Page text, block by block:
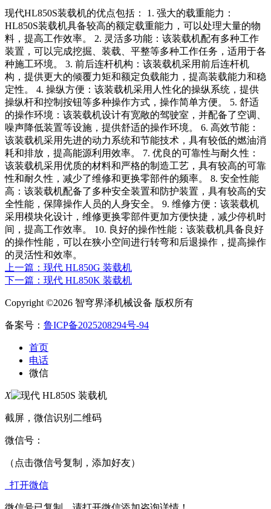
现代HL850S装载机的优点包括： 1. 强大的载重能力：
HL850S装载机具备较高的额定载重能力，可以处理大量的物
料，提高工作效率。 2. 灵活多功能：该装载机配有多种工作
装置，可以完成挖掘、装载、平整等多种工作任务，适用于各
种施工环境。 3. 前后连杆机构：该装载机采用前后连杆机
构，提供更大的倾覆力矩和额定负载能力，提高装载能力和稳
定性。 4. 操纵方便：该装载机采用人性化的操纵系统，提供
操纵杆和控制按钮等多种操作方式，操作简单方便。 5. 舒适
的操作环境：该装载机设计有宽敞的驾驶室，并配备了空调、
噪声降低装置等设施，提供舒适的操作环境。 6. 高效节能：
该装载机采用先进的动力系统和节能技术，具有较低的燃油消
耗和排放，提高能源利用效率。 7. 优良的可靠性与耐久性：
该装载机采用优质的材料和严格的制造工艺，具有较高的可靠
性和耐久性，减少了维修和更换零部件的频率。 8. 安全性能
高：该装载机配备了多种安全装置和防护装置，具有较高的安
全性能，保障操作人员的人身安全。 9. 维修方便：该装载机
采用模块化设计，维修更换零部件更加方便快捷，减少停机时
间，提高工作效率。 10. 良好的操作性能：该装载机具备良好
的操作性能，可以在狭小空间进行转弯和后退操作，提高操作
的灵活性和效率。
上一篇：现代 HL850G 装载机
下一篇：现代 HL850K 装载机
Copyright ©2026 智穹界泽机械设备 版权所有
备案号： 鲁ICP备2025208294号-94
首页
电话
微信
X
截屏，微信识别二维码
微信号：
（点击微信号复制，添加好友）
打开微信